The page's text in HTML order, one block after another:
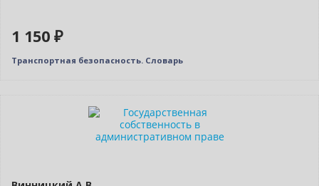
1 150 ₽
Транспортная безопасность. Словарь